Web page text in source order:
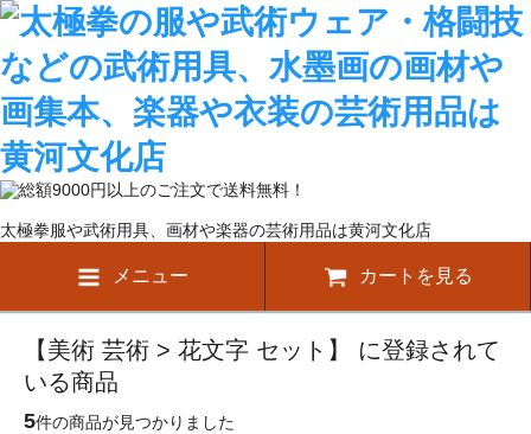
太極拳服や武術用具、画材や楽器の芸術用品は黄河文化店
メニュー カートを見る
【美術 芸術 > 花文字 セット】 に登録されて
いる商品
5件の商品が見つかりました